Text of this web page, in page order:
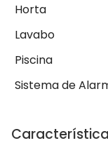
Horta
Lavabo
Piscina
Sistema de